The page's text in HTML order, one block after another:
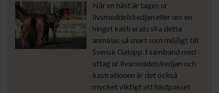
När en häst är tagen ur
livsmeddelskedjan eller om en
hingst kastrerats ska detta
anmälas så snart som möjligt till
Svensk Galopp. I samband med
uttag ur livsmeddelskedjan och
kastrationen är det också
mycket viktigt att hästpasset